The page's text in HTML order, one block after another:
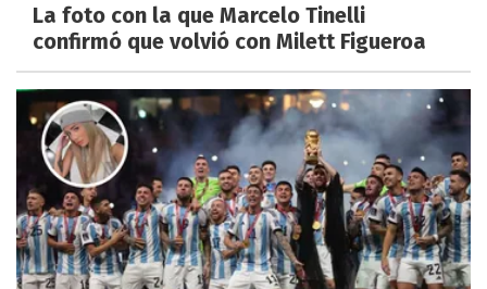
La foto con la que Marcelo Tinelli
confirmó que volvió con Milett Figueroa